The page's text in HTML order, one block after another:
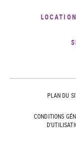
PLAN DU
CONDITIONS